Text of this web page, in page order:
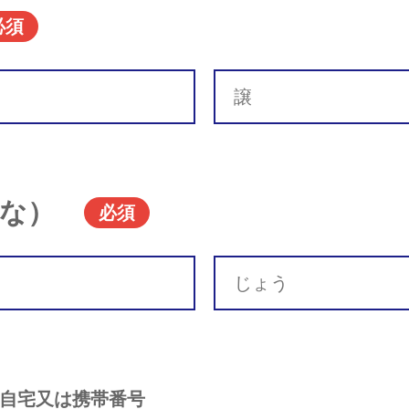
須
） 必須
自宅又は携帯番号